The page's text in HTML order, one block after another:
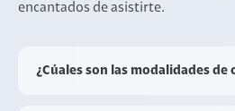
encantados de asistirte.
¿Cúales son las modalidades de